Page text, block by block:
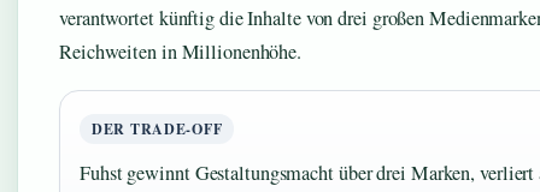
verantwortet künftig die Inhalte von drei großen
Reichweiten in Millionenhöhe.
DER TRADE-OFF
Fuhst gewinnt Gestaltungsmacht über drei Marken, verliert